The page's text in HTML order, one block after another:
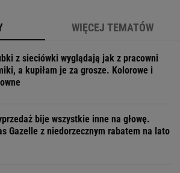
WIĘCEJ TEMATÓW
z sieciówki wyglądają jak z pracowni
a kupiłam je za grosze. Kolorowe i
bije wszystkie inne na głowę.
Gazelle z niedorzecznym rabatem na lato